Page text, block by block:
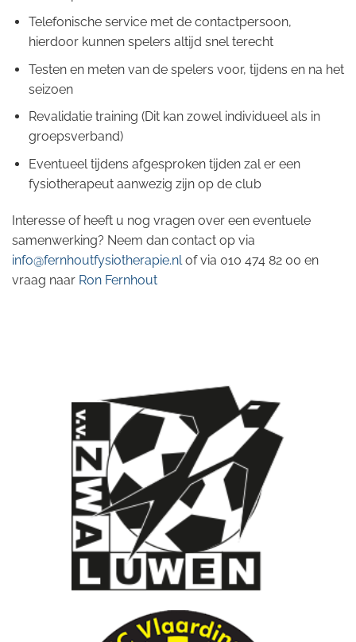
Telefonische service met de contactpersoon,
hierdoor kunnen spelers altijd snel terecht
Testen en meten van de spelers voor, tijdens en na het
seizoen
Revalidatie training (Dit kan zowel individueel als in
groepsverband)
Eventueel tijdens afgesproken tijden zal er een
fysiotherapeut aanwezig zijn op de club
Interesse of heeft u nog vragen over een eventuele
samenwerking? Neem dan contact op via
info@fernhoutfysiotherapie.nl of via 010 474 82 00 en
vraag naar Ron Fernhout